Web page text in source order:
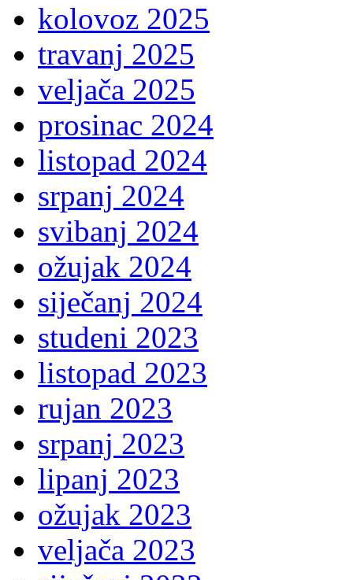
kolovoz 2025
travanj 2025
veljača 2025
prosinac 2024
listopad 2024
srpanj 2024
svibanj 2024
ožujak 2024
siječanj 2024
studeni 2023
listopad 2023
rujan 2023
srpanj 2023
lipanj 2023
ožujak 2023
veljača 2023